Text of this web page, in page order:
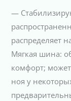
—
распределяет
Мягкая шина:
комфорт;
ноя у